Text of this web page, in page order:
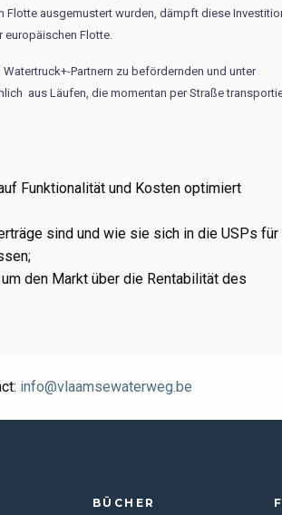
Flotte ausgemustert wurden, dämpft diese
europäischen Flotte.
Partnern zu befördernden und unter
aus Läufen, die momentan per Straße
Funktionalität und Kosten optimiert
sind und wie sie sich in die USPs für
den Markt über die Rentabilität des
info@vlaamsewaterweg.be
BÜCHER